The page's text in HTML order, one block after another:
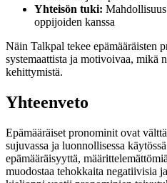
Yhteisön tuki:
oppijoiden kanssa
Näin Talkpal tekee epämääräisten
systemaattista ja motivoivaa, mikä
kehittymistä.
Yhteenveto
Epämääräiset pronominit ovat
sujuvassa ja luonnollisessa
epämääräisyyttä,
muodostaa tehokkaita negatiivisia